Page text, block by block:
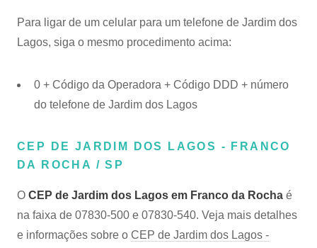
Para ligar de um celular para um telefone de Jardim dos
Lagos, siga o mesmo procedimento acima:
0 + Código da Operadora + Código DDD + número
do telefone de Jardim dos Lagos
CEP DE JARDIM DOS LAGOS - FRANCO
DA ROCHA / SP
O CEP de Jardim dos Lagos em Franco da Rocha é
na faixa de 07830-500 e 07830-540. Veja mais detalhes
e informações sobre o CEP de Jardim dos Lagos -